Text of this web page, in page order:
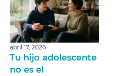
abril 17, 2026
Tu hijo adolescente
no es el